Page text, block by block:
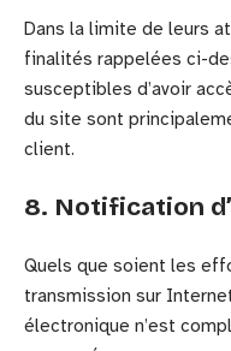
Dans la limite de leurs
finalités rappelées ci-
susceptibles d’avoir
du site sont
client.
8. Notification
Quels que soient les
transmission sur
électronique n’est